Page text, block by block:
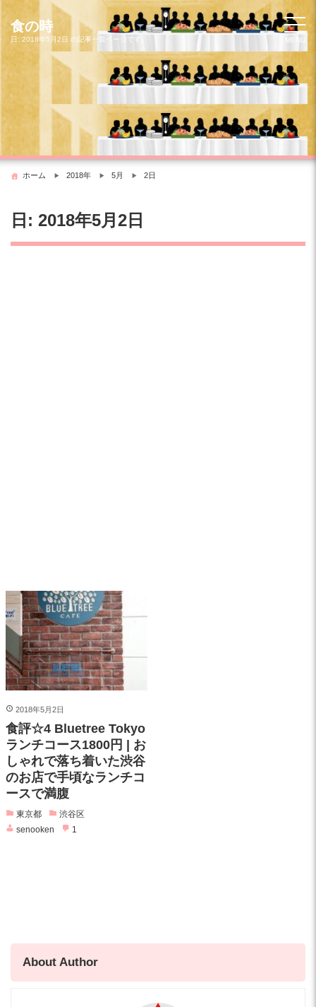
コ
ツ
キ
ッ
食の時
日: 2018年5月2日 の記事一覧ページです。 MENU
ホーム 2018年 5月 2日
日: 2018年5月2日
2018年5月2日
食評☆4 Bluetree Tokyo
ランチコース1800円 | お
しゃれで落ち着いた渋谷
のお店で手頃なランチコ
ースで満腹
東京都
渋谷区
senooken
1
About Author